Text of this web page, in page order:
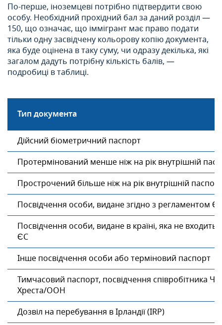
По-перше, іноземцеві потрібно підтвердити свою
особу. Необхідний прохідний бал за даний розділ —
150, що означає, що іммігрант має право подати
тільки одну засвідчену кольорову копію документа,
яка буде оцінена в таку суму, чи одразу декілька, які
загалом дадуть потрібну кількість балів, —
подробиці в таблиці.
Тип документа
Дійсний біометричний паспорт
Протермінований менше ніж на рік внутрішній
Прострочений більше ніж на рік внутрішній
Посвідчення особи, видане згідно з регламентом
Посвідчення особи, видане в країні, яка не входить
ЄС
Інше посвідчення особи або терміновий паспорт
Тимчасовий паспорт, посвідчення співробітника
Хреста/ООН
Дозвіл на перебування в Ірландії (IRP)